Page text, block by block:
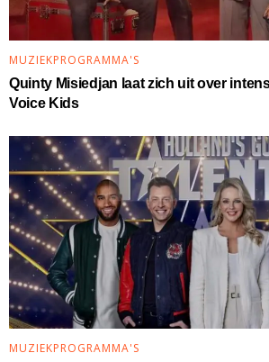
MUZIEKPROGRAMMA'S
Quinty Misiedjan laat zich uit over
Voice Kids
MUZIEKPROGRAMMA'S